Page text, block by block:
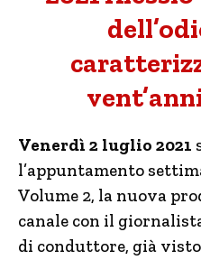
Venerdì 2 luglio 2021
l’appuntamento
Volume 2, la nuova
canale con il
di conduttore, già